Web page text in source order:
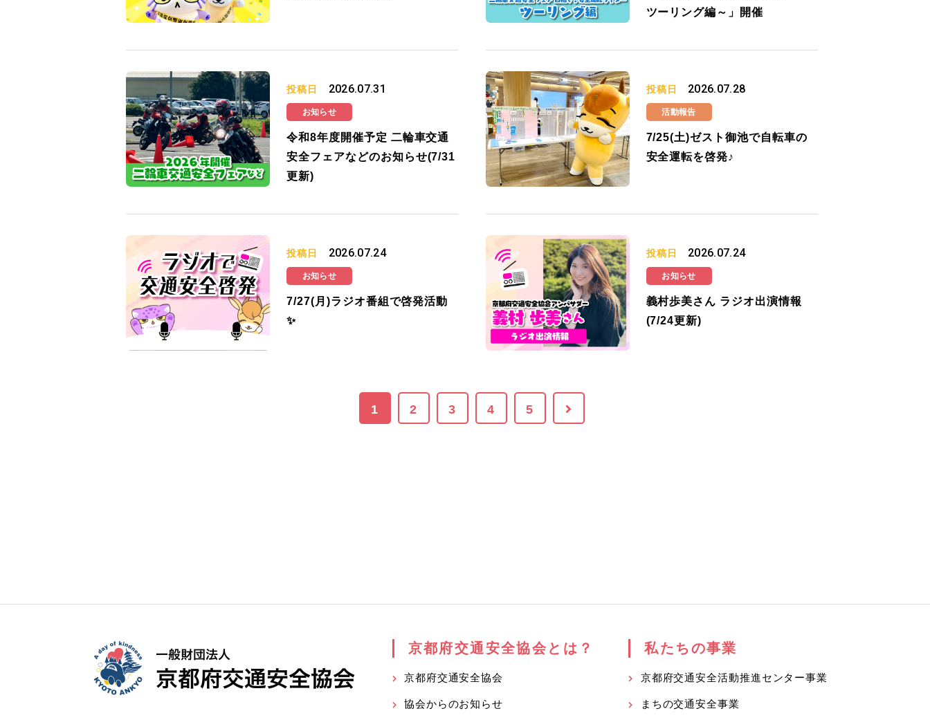
ツーリング編～」開催
投稿日 2026.07.31
お知らせ
令和8年度開催予定 二輪車交通
安全フェアなどのお知らせ(7/31
更新)
投稿日 2026.07.28
活動報告
7/25(土)ゼスト御池で自転車の
安全運転を啓発♪
投稿日 2026.07.24
お知らせ
7/27(月)ラジオ番組で啓発活動
✨
投稿日 2026.07.24
お知らせ
義村歩美さん ラジオ出演情報
(7/24更新)
1 2 3 4 5
京都府交通安全協会とは？
京都府交通安全協会
協会からのお知らせ
私たちの事業
京都府交通安全活動推進センター事業
まちの交通安全事業